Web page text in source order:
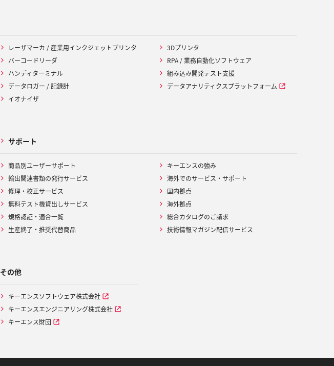
レーザマーカ / 産業用インクジェットプリンタ
バーコードリーダ
ハンディターミナル
データロガー / 記録計
イオナイザ
3Dプリンタ
RPA / 業務自動化ソフトウェア
組み込み開発テスト支援
データアナリティクスプラットフォーム
サポート
商品別ユーザーサポート
輸出関連書類の発行サービス
修理・校正サービス
無料テスト機貸出しサービス
規格認証・適合一覧
生産終了・推奨代替商品
キーエンスの強み
海外でのサービス・サポート
国内拠点
海外拠点
総合カタログのご請求
技術情報マガジン配信サービス
その他
キーエンスソフトウェア株式会社
キーエンスエンジニアリング株式会社
キーエンス財団